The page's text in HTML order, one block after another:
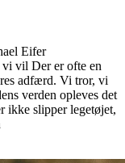
Eifer
vil Der er ofte en
adfærd. Vi tror, vi
verden opleves det
ikke slipper legetøjet,